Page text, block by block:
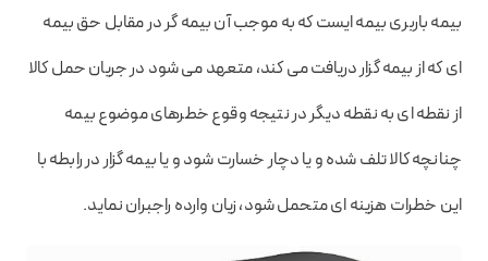
بیمه باربری بیمه ایست که به موجب آن بیمه گر در مقابل حق بیمه
ای که از بیمه گزار دریافت می کند، متعهد می شود در جریان حمل کالا
از نقطه ای به نقطه دیگر در نتیجه وقوع خطرهای موضوع بیمه
چنانچه کالا تلف شده و یا دچار خسارت شود و یا بیمه گزار در رابطه با
این خطرات هزینه ای متحمل شود، زیان وارده راجبران نماید.